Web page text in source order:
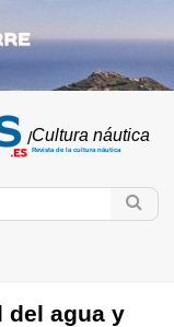
/Cultura náutica
Revista de la cultura náutica
del agua y